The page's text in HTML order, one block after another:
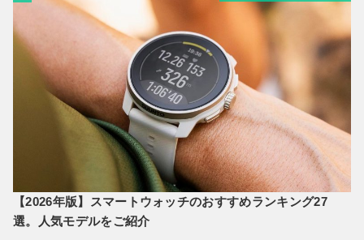
【2026年版】スマートウォッチのおすすめランキング27
選。人気モデルをご紹介